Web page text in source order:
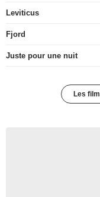
Leviticus
Fjord
Juste pour une nuit
Les